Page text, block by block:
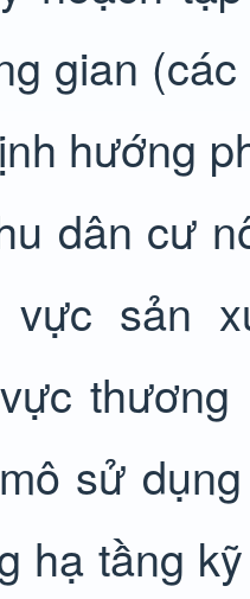
gian
hướng
dân cư
vực sản
sử
hạ tầng